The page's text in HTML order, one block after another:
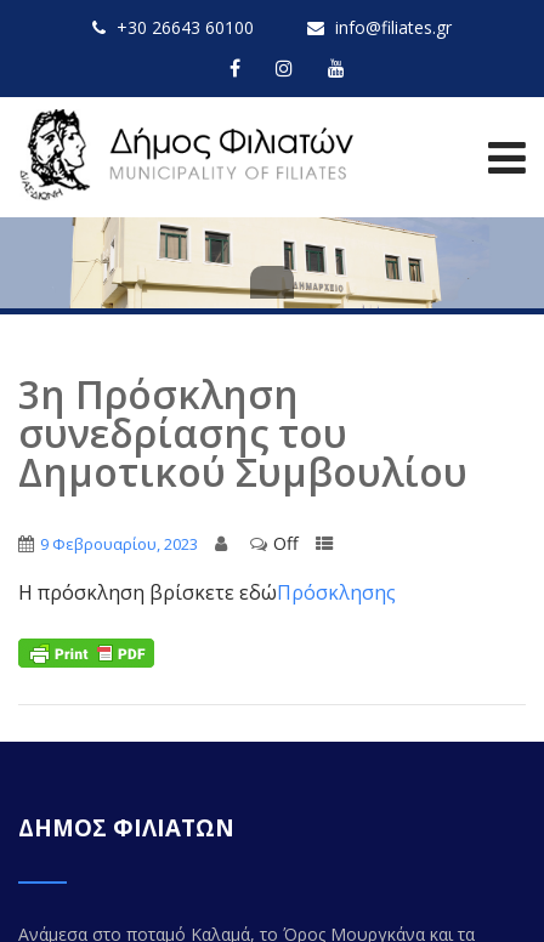
+30 26643 60100 info@filiates.gr
3η Πρόσκληση
συνεδρίασης του
Δημοτικού Συμβουλίου
9 Φεβρουαρίου, 2023 Off
Η πρόσκληση βρίσκετε εδώΠρόσκλησης
ΔΗΜΟΣ ΦΙΛΙΑΤΩΝ
Ανάμεσα στο ποταμό Καλαμά, το Όρος Μουργκάνα και τα